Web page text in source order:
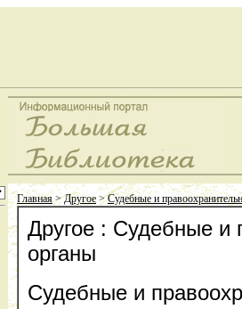
Главная>Другое>Судебные и
Другое : Судебные и
органы
Судебные и